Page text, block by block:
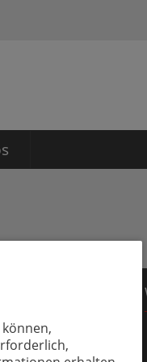
für